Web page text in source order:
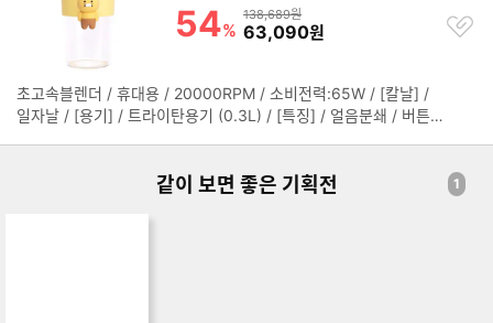
할인률
54%
상품금액
138,689원
할인금액
63,090원
찜
하
초고속블렌더 / 휴대용 / 20000RPM / 소비전력:65W / [칼날] /
일자날 / [용기] / 트라이탄용기 (0.3L) / [특징] / 얼음분쇄 / 버튼 /
펼
같이 보면 좋은 기획전 1